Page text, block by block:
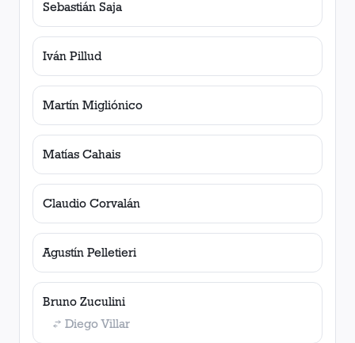
Sebastián Saja
Iván Pillud
Martín Migliónico
Matías Cahais
Claudio Corvalán
Agustín Pelletieri
Bruno Zuculini
Diego Villar